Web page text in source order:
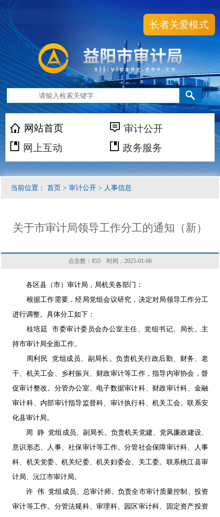
<
长者关爱模式
网站首页
审计公开
网上互动
政务服务
当前位置： 首页 > 审计公开 > 人事信息
关于市审计局领导工作分工的通知（新）
点击数： 855 时间：2025-01-06
各区县（市）审计局，局机关各部门：
根据工作需要，经局党组会议研究，决定对局领导工作分工
进行调整。具体分工如下：
桂培廷 市委审计委员会办公室主任、党组书记、局长。主
持市审计局全面工作。
周利民 党组成员、副局长。负责机关行政后勤、财务、老
干、机关工会、乡村振兴、财政审计等工作，指导内审协会，督
促审计整改。分管办公室、电子数据审计科、财政审计科、金融
审计科、内部审计指导监督科、审计执行科、机关工会。联系安
化县审计局。
周 静 党组成员、副局长。负责机关党建、党风廉政建设、
意识形态、人事、社保审计等工作。分管社会保障审计科、人事
科、机关党委、机关纪委、机关妇委会、关工委。联系桃江县审
计局、沅江市审计局。
许 伟 党组成员、总审计师。负责全市审计质量控制、投资
审计等工作。分管法规科、审理科、园区审计科、固定资产投资